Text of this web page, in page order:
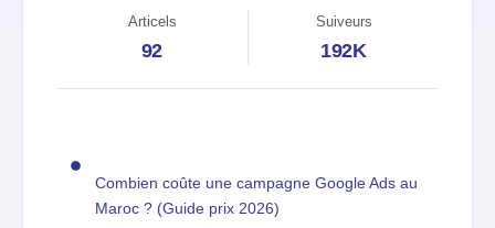
Articels
92
Suiveurs
192K
Combien coûte une campagne Google Ads au
Maroc ? (Guide prix 2026)